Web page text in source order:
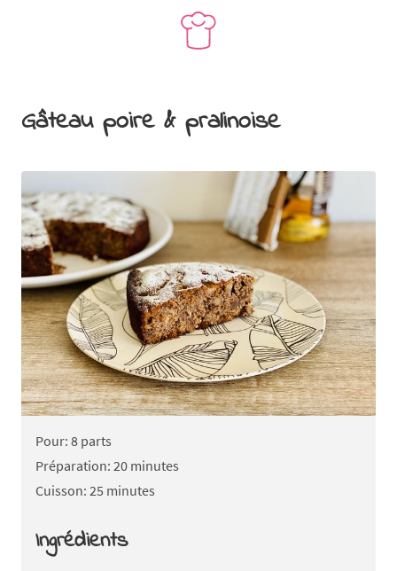
Gâteau poire & pralinoise
Pour: 8 parts
Préparation: 20 minutes
Cuisson: 25 minutes
Ingrédients